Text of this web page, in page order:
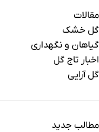
مقالات
گل خشک
گیاهان و نگهداری
اخبار تاج گل
گل آرایی
مطالب جدید